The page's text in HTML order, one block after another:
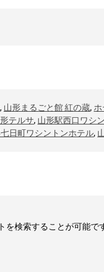
, 山形まるごと館 紅の蔵,
テルサ, 山形駅西口ワシ
日町ワシントンホテル,
検索することが可能